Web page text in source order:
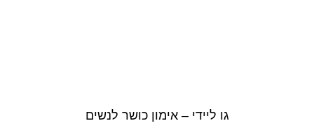
גו ליידי – אימון כושר לנשים